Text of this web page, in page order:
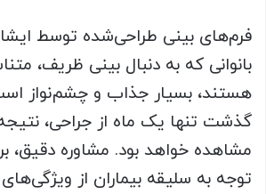
فرم‌های بینی طراحی‌شده توسط
بانوانی که به دنبال بینی ظریف،
هستند، بسیار جذاب و چشم‌نواز
گذشت تنها یک ماه از جراحی،
مشاهده خواهد بود. مشاوره دقیق،
توجه به سلیقه بیماران از ویژگی‌های